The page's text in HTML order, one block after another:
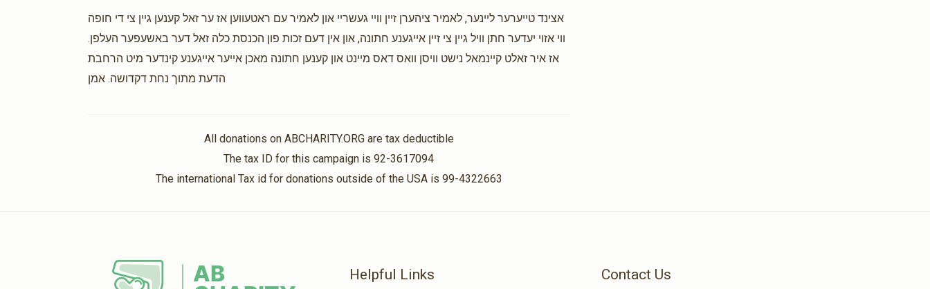
אצינד טייערער ליינער, לאמיר ציהערן זיין וויי געשריי און לאמיר עם ראטעווען אז ער זאל קענען גיין צי די חופה
ווי אזוי יעדער חתן וויל גיין צי זיין אייגענע חתונה, און אין דעם זכות פון הכנסת כלה זאל דער באשעפער העלפן.
אז איר זאלט קיינמאל נישט וויסן וואס דאס מיינט און קענען חתונה מאכן אייער אייגענע קינדער מיט הרחבת
הדעת מתוך נחת דקדושה. אמן
All donations on ABCHARITY.ORG are tax deductible
The tax ID for this campaign is 92-3617094
The international Tax id for donations outside of the USA is 99-4322663
Helpful Links Contact Us